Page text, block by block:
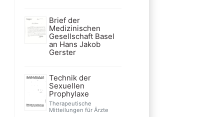
Brief der
Medizinischen
Gesellschaft Basel
an Hans Jakob
Gerster
Technik der
Sexuellen
Prophylaxe
Therapeutische
Mitteilungen für Ärzte